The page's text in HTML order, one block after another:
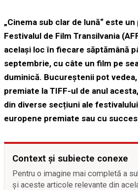
„Cinema sub clar de lună“ este
Festivalul de Film Transilvania
același loc în fiecare săptămână
septembrie, cu câte un film pe
duminică. Bucureștenii pot
premiate la TIFF-ul de anul
din diverse secțiuni ale
europene premiate sau cu
Context și subiecte conexe
Pentru o imagine mai completă a
și aceste articole relevante din